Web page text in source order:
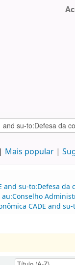
Mais popular
su-to:Defesa
CADE and